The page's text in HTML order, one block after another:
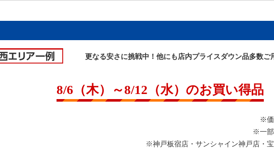
更なる安さに挑戦中！他にも店内プライスダウン品多数ご
8/6（木）～8/12（水）のお買い得品
※価
※一部
※神戸板宿店・サンシャイン神戸店・